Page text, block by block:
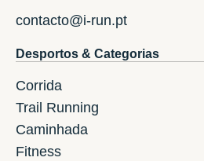
contacto@i-run.pt
Desportos & Categorias
Corrida
Trail Running
Caminhada
Fitness